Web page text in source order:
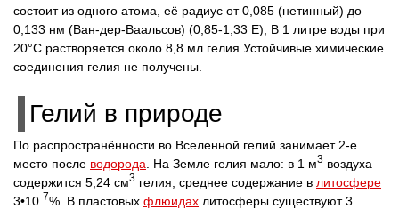
состоит из одного атома, её радиус от 0,085 (нетинный) до
0,133 нм (Ван-дер-Ваальсов) (0,85-1,33 Е), В 1 литре воды при
20°С растворяется около 8,8 мл гелия Устойчивые химические
соединения гелия не получены.
Гелий в природе
По распространённости во Вселенной гелий занимает 2-е
место после водорода . На Земле гелия мало: в 1 м3 воздуха
содержится 5,24 см3 гелия, среднее содержание в литосфере
3•10-7%. В пластовых флюидах литосферы существуют 3